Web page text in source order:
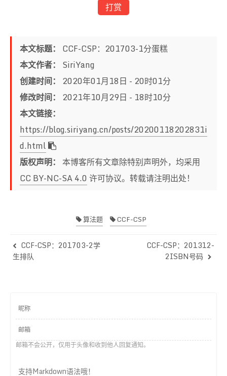
19
20
22
23
25
26
27
28
int t;
		cin>>t;
			sum=
0;
	}
if(sum)
return 0;
}
打赏
本文标题： CCF-CSP：201703-1分蛋糕
本文作者： SiriYang
创建时间： 2020年01月18日 - 20时01分
修改时间： 2021年10月29日 - 18时10分
本文链接：
https://blog.siriyang.cn/posts/20200118202831i
d.html
版权声明： 本博客所有文章除特别声明外，均采用
CC BY-NC-SA 4.0许可协议。转载请注明出处！
算法题 CCF-CSP
CCF-CSP：201703-2学
生排队
CCF-CSP：201312-
2ISBN号码
邮箱不会公开，仅用于头像和收到他人回复通知。